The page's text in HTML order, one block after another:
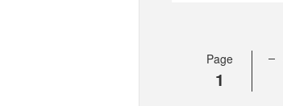
Page
1